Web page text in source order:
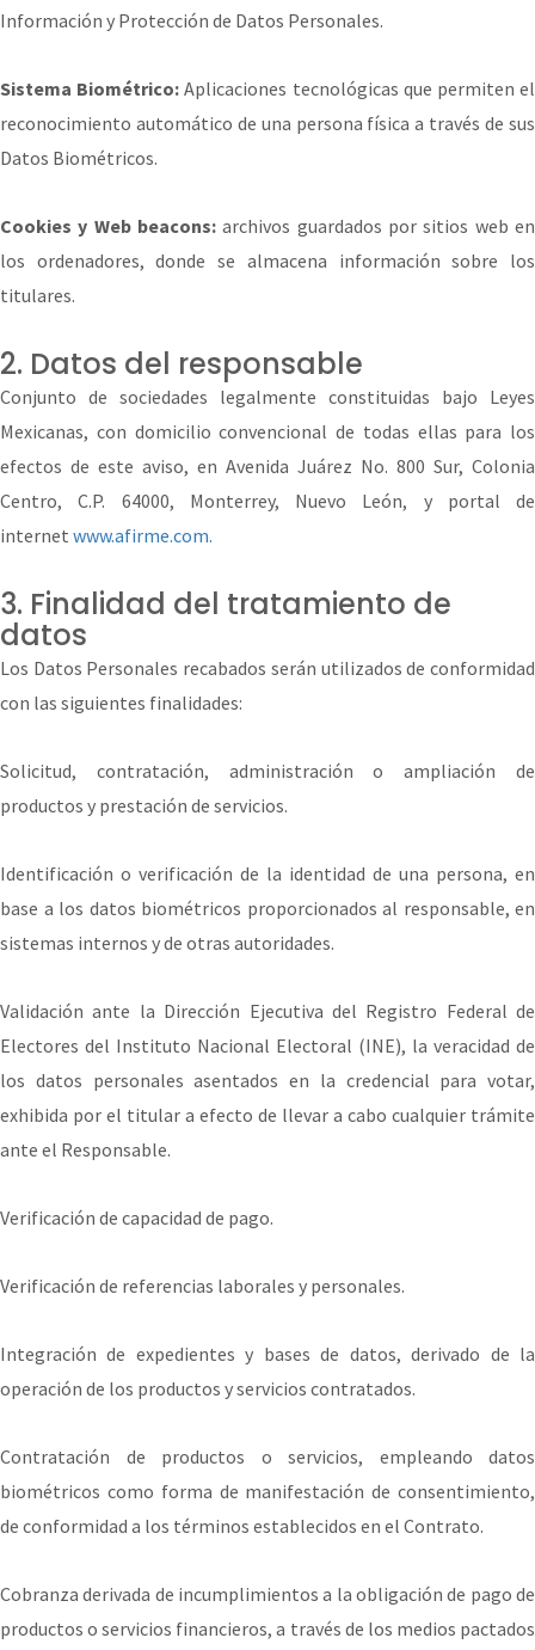
Información y Protección de Datos Personales.
Sistema Biométrico: Aplicaciones tecnológicas que permiten el
reconocimiento automático de una persona física a través de sus
Datos Biométricos.
Cookies y Web beacons: archivos guardados por sitios web en
los ordenadores, donde se almacena información sobre los
titulares.
2. Datos del responsable
Conjunto de sociedades legalmente constituidas bajo Leyes
Mexicanas, con domicilio convencional de todas ellas para los
efectos de este aviso, en Avenida Juárez No. 800 Sur, Colonia
Centro, C.P. 64000, Monterrey, Nuevo León, y portal de
internet www.afirme.com.
3. Finalidad del tratamiento de
datos
Los Datos Personales recabados serán utilizados de conformidad
con las siguientes finalidades:
Solicitud, contratación, administración o ampliación de
productos y prestación de servicios.
Identificación o verificación de la identidad de una persona, en
base a los datos biométricos proporcionados al responsable, en
sistemas internos y de otras autoridades.
Validación ante la Dirección Ejecutiva del Registro Federal de
Electores del Instituto Nacional Electoral (INE), la veracidad de
los datos personales asentados en la credencial para votar,
exhibida por el titular a efecto de llevar a cabo cualquier trámite
ante el Responsable.
Verificación de capacidad de pago.
Verificación de referencias laborales y personales.
Integración de expedientes y bases de datos, derivado de la
operación de los productos y servicios contratados.
Contratación de productos o servicios, empleando datos
biométricos como forma de manifestación de consentimiento,
de conformidad a los términos establecidos en el Contrato.
Cobranza derivada de incumplimientos a la obligación de pago de
productos o servicios financieros, a través de los medios pactados